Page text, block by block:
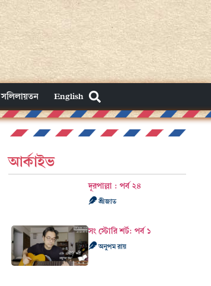
সলিলায়তন English
আর্কাইভ
দূরপাল্লা : পর্ব ২৪
শ্রীজাত
সং স্টোরি শর্ট: পর্ব ১
অনুপম রায়